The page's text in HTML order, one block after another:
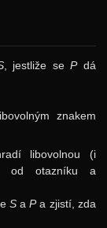
, jestliže sePdá
znakem
libovolnou (i
od otazníku a
S aPa zjistí, zda